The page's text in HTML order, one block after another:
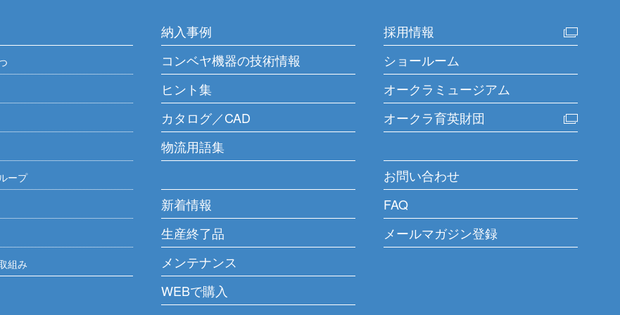
製品ページ
製品ページ
（200W）製品ページ
（200W）製品ページ
FHH（90W）
製品ページ
製品ページ
FHG
スタンダードタイ
行レスタイプ
（200W）
ヘッドドライブ 強力スタンダード
（200W）
ヘッドドライブ 強力蛇行レスタイ
センタドライブ スタンダードタイ
センタドライブ 蛇行レスタイプ
センタドライブ 強力スタンダ
タイプ
カーブベルト脱着タイプ
製品ページ
プラスチックベルトコンベヤ
JPC製品ページ
（200W）製品ページ
ンベヤ ダンパタ
JXT
プ
ンベヤ
イプ
FBS
（90W）
ナイフエッジタイプ
FBS
（200W）
強力ナイフエッジタイプ
（90W）製品ページ
幅広ベルトコンベヤ 蛇行レスタイ
WBH
製品ページ
WBG
製品ページ
VVH製品ページ
ト
製品ページ
VVEY製品ページ
VVHY製品ページ
イブコンベヤ
ト
ト
QL / ラインドライブコンベヤ
QLR
30ﾟローラダイバータ
ベヤⅡ
ムローラコンベヤ
ジ
ジ 製品ページ
コンベヤ（ケース搬送）
ヤー®（スチール
製品ページ
製
JFD
ドライブタイプ
タイプで使用す
台車やハンドリフトが通れるよ
うに両側からはね上げることが
ベルコンミニを活用した「はね
通路を使用するときは、コ
コンベヤ
自在なフリー
オーバーブリッジ
コンベヤをまたぐ形で階段を設
ステップ ベルコンミニ通路装置
ープ
組み
納入事例
コンベヤ機器の技術情報
ヒント集
カタログ／CAD
物流用語集
新着情報
生産終了品
メンテナンス
WEBで購入
採用情報
ショールーム
オークラミュージアム
オークラ育英財団
お問い合わせ
FAQ
メールマガジン登録